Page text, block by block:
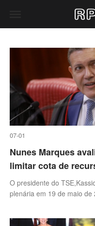
07-01
Nunes Marques
limitar cota de
negros
O presidente do
plenária em 19 de maio